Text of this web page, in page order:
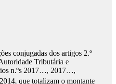
conjugadas dos artigos 2.º
Tributária e
n.ºs 2017…, 2017…,
que totalizam o montante